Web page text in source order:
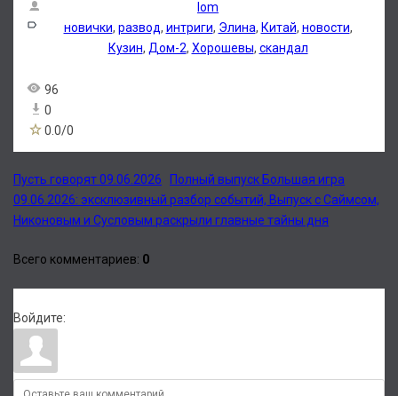
lom
новички, развод, интриги, Элина, Китай, новости,
Кузин, Дом-2, Хорошевы, скандал
96
0
0.0/0
Пусть говорят 09.06.2026
Полный выпуск Большая игра
09.06.2026: эксклюзивный разбор событий, Выпуск с Саймсом,
Никоновым и Сусловым раскрыли главные тайны дня
Всего комментариев: 0
Войдите: